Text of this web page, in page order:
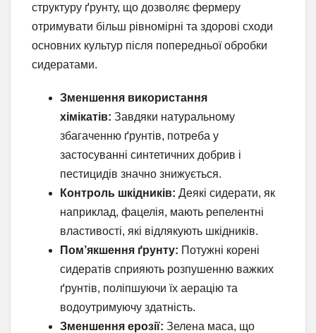
структуру ґрунту, що дозволяє фермеру
отримувати більш рівномірні та здорові сходи
основних культур після попередньої обробки
сидератами.
Зменшення використання
хімікатів: Завдяки натуральному
збагаченню ґрунтів, потреба у
застосуванні синтетичних добрив і
пестицидів значно знижується.
Контроль шкідників: Деякі сидерати, як
наприклад, фацелія, мають репелентні
властивості, які відлякують шкідників.
Пом’якшення ґрунту: Потужні корені
сидератів сприяють розпушенню важких
ґрунтів, поліпшуючи їх аерацію та
водоутримуючу здатність.
Зменшення ерозії: Зелена маса, що